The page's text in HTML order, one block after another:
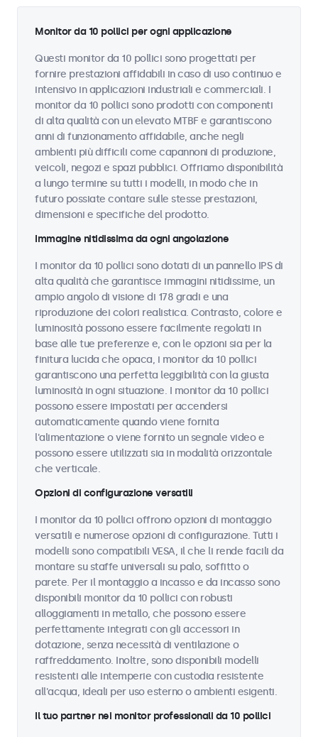
Monitor da 10 pollici per ogni applicazione
Questi monitor da 10 pollici sono progettati per
fornire prestazioni affidabili in caso di uso continuo e
intensivo in applicazioni industriali e commerciali. I
monitor da 10 pollici sono prodotti con componenti
di alta qualità con un elevato MTBF e garantiscono
anni di funzionamento affidabile, anche negli
ambienti più difficili come capannoni di produzione,
veicoli, negozi e spazi pubblici. Offriamo disponibilità
a lungo termine su tutti i modelli, in modo che in
futuro possiate contare sulle stesse prestazioni,
dimensioni e specifiche del prodotto.
Immagine nitidissima da ogni angolazione
I monitor da 10 pollici sono dotati di un pannello IPS di
alta qualità che garantisce immagini nitidissime, un
ampio angolo di visione di 178 gradi e una
riproduzione dei colori realistica. Contrasto, colore e
luminosità possono essere facilmente regolati in
base alle tue preferenze e, con le opzioni sia per la
finitura lucida che opaca, i monitor da 10 pollici
garantiscono una perfetta leggibilità con la giusta
luminosità in ogni situazione. I monitor da 10 pollici
possono essere impostati per accendersi
automaticamente quando viene fornita
l'alimentazione o viene fornito un segnale video e
possono essere utilizzati sia in modalità orizzontale
che verticale.
Opzioni di configurazione versatili
I monitor da 10 pollici offrono opzioni di montaggio
versatili e numerose opzioni di configurazione. Tutti i
modelli sono compatibili VESA, il che li rende facili da
montare su staffe universali su palo, soffitto o
parete. Per il montaggio a incasso e da incasso sono
disponibili monitor da 10 pollici con robusti
alloggiamenti in metallo, che possono essere
perfettamente integrati con gli accessori in
dotazione, senza necessità di ventilazione o
raffreddamento. Inoltre, sono disponibili modelli
resistenti alle intemperie con custodia resistente
all'acqua, ideali per uso esterno o ambienti esigenti.
Il tuo partner nei monitor professionali da 10 pollici